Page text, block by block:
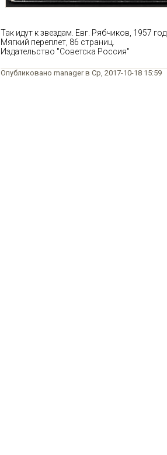
Так идут к звездам. Евг. Рябчиков, 1957 год
Мягкий переплет, 86 страниц.
Издательство "Советска Россия"
Опубликовано manager в Ср, 2017-10-18 15:59